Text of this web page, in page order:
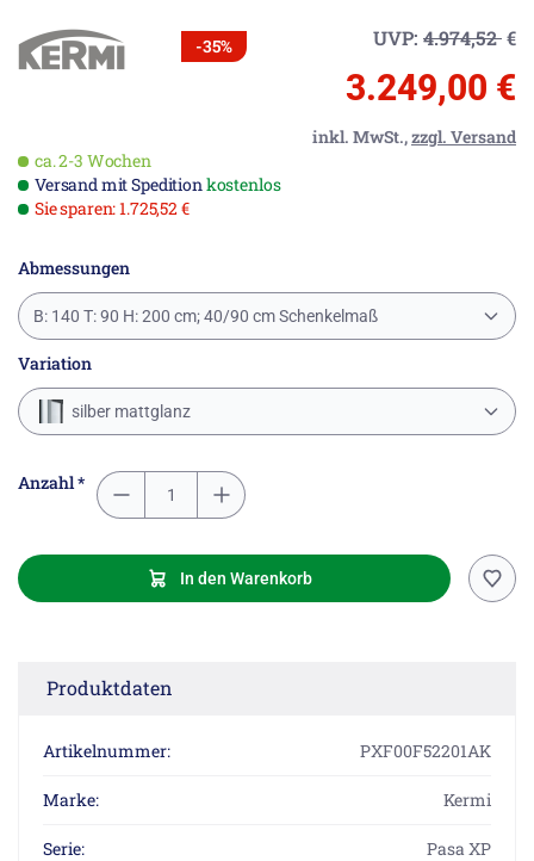
-35% UVP: 4.974,52€
3.249,00 €
inkl. MwSt.,zzgl. Versand
ca. 2-3 Wochen
Versand mit Speditionkostenlos
Sie sparen: 1.725,52 €
Abmessungen
B: 140 T: 90 H: 200 cm; 40/90 cm Schenkelmaß
Variation
silber mattglanz
Anzahl *
In den Warenkorb
Produktdaten
Artikelnummer: PXF00F52201AK
Marke: Kermi
Serie: Pasa XP